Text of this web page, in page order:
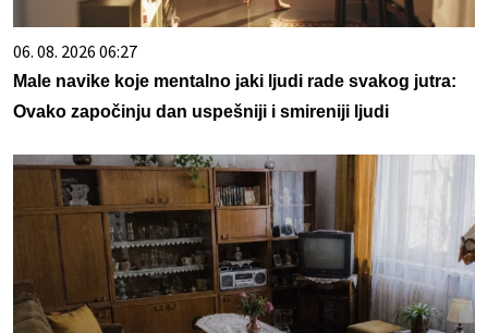
06. 08. 2026 06:27
Male navike koje mentalno jaki ljudi rade svakog jutra:
Ovako započinju dan uspešniji i smireniji ljudi